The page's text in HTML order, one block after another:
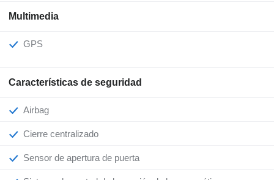
Multimedia
GPS
Características de seguridad
Airbag
Cierre centralizado
Sensor de apertura de puerta